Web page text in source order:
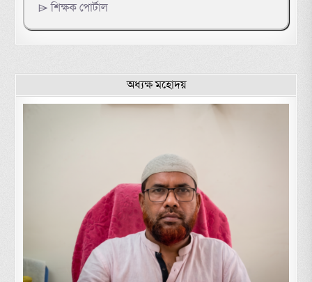
⌲ শিক্ষক পোর্টাল
অধ্যক্ষ মহোদয়